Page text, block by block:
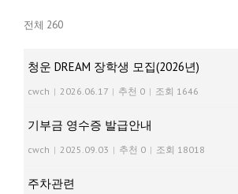
전체 260
청운 DREAM 장학생 모집(2026년)
cwch | 2026.06.17 | 추천 0 | 조회 1646
기부금 영수증 발급안내
cwch | 2025.09.03 | 추천 0 | 조회 18018
주차관련